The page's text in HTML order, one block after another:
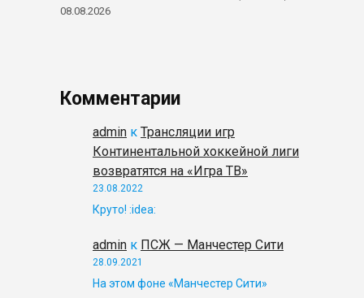
08.08.2026
Комментарии
admin к Трансляции игр
Континентальной хоккейной лиги
возвратятся на «Игра ТВ»
23.08.2022
Круто! :idea:
admin к ПСЖ — Манчестер Сити
28.09.2021
На этом фоне «Манчестер Сити»